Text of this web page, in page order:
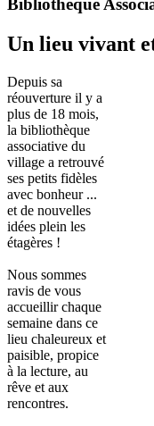
Bibliothèque
Un lieu vivant
Depuis sa
réouverture il y a
plus de 18 mois,
la bibliothèque
associative du
village a retrouvé
ses petits fidèles
avec bonheur ...
et de nouvelles
idées plein les
étagères !
Nous sommes
ravis de vous
accueillir chaque
semaine dans ce
lieu chaleureux et
paisible, propice
à la lecture, au
rêve et aux
rencontres.